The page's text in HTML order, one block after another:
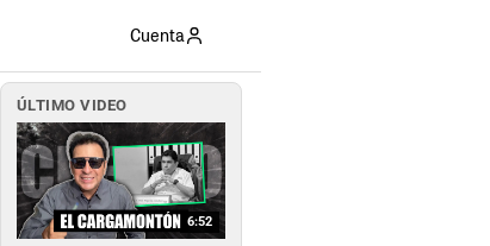
Cuenta
ÚLTIMO VIDEO
6:52